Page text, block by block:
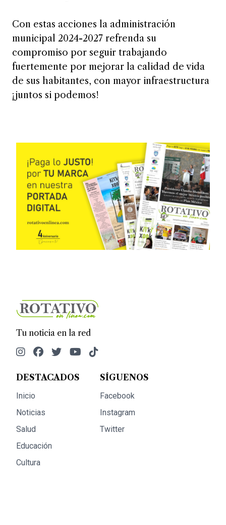
Con estas acciones la administración
municipal 2024-2027 refrenda su
compromiso por seguir trabajando
fuertemente por mejorar la calidad de vida
de sus habitantes, con mayor infraestructura
¡juntos si podemos!
Tu noticia en la red
DESTACADOS
Inicio
Noticias
Salud
Educación
Cultura
SÍGUENOS
Facebook
Instagram
Twitter